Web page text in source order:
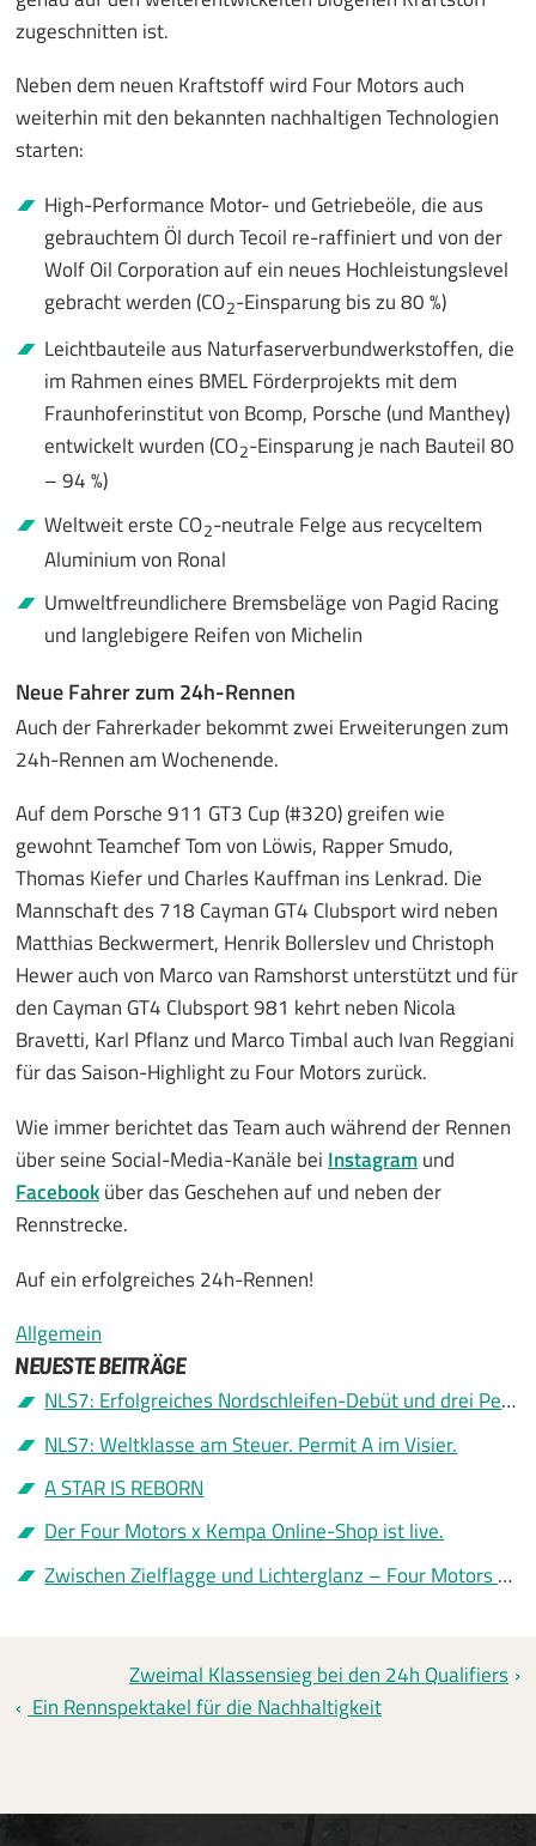
zugeschnitten ist.
Neben dem neuen Kraftstoff wird Four Motors auch
weiterhin mit den bekannten nachhaltigen Technologien
starten:
High-Performance Motor- und Getriebeöle, die aus
gebrauchtem Öl durch Tecoil re-raffiniert und von der
Wolf Oil Corporation auf ein neues Hochleistungslevel
gebracht werden (CO2-Einsparung bis zu 80 %)
Leichtbauteile aus Naturfaserverbundwerkstoffen, die
im Rahmen eines BMEL Förderprojekts mit dem
Fraunhoferinstitut von Bcomp, Porsche (und Manthey)
entwickelt wurden (CO2-Einsparung je nach Bauteil 80
– 94 %)
Weltweit erste CO2-neutrale Felge aus recyceltem
Aluminium von Ronal
Umweltfreundlichere Bremsbeläge von Pagid Racing
und langlebigere Reifen von Michelin
Neue Fahrer zum 24h-Rennen
Auch der Fahrerkader bekommt zwei Erweiterungen zum
24h-Rennen am Wochenende.
Auf dem Porsche 911 GT3 Cup (#320) greifen wie
gewohnt Teamchef Tom von Löwis, Rapper Smudo,
Thomas Kiefer und Charles Kauffman ins Lenkrad. Die
Mannschaft des 718 Cayman GT4 Clubsport wird neben
Matthias Beckwermert, Henrik Bollerslev und Christoph
Hewer auch von Marco van Ramshorst unterstützt und für
den Cayman GT4 Clubsport 981 kehrt neben Nicola
Bravetti, Karl Pflanz und Marco Timbal auch Ivan Reggiani
für das Saison-Highlight zu Four Motors zurück.
Wie immer berichtet das Team auch während der Rennen
über seine Social-Media-Kanäle bei Instagramund
Facebooküber das Geschehen auf und neben der
Rennstrecke.
Auf ein erfolgreiches 24h-Rennen!
Allgemein
NEUESTE BEITRÄGE
NLS7: Erfolgreiches Nordschleifen-Debüt und drei Permit A
NLS7: Weltklasse am Steuer. Permit A im Visier.
A STAR IS REBORN
Der Four Motors x Kempa Online-Shop ist live.
Zwischen Zielflagge und Lichterglanz – Four Motors sagt Danke
Zweimal Klassensieg bei den 24h Qualifiers
Ein Rennspektakel für die Nachhaltigkeit